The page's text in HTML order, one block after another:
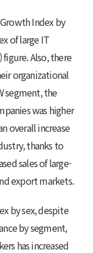
Index by
of large IT
Also, there
organizational
segment, the
was higher
overall increase
thanks to
sales of large-
export markets.
by sex, despite
by segment,
has increased